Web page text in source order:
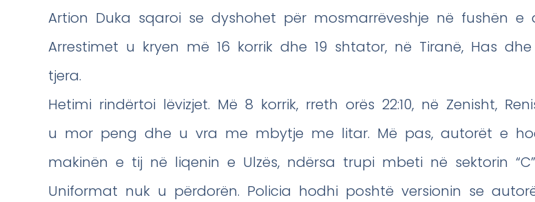
Artion Duka sqaroi se dyshohet për mosmarrëveshje në fushën e
Arrestimet u kryen më 16 korrik dhe 19 shtator, në Tiranë, Has
tjera.
Hetimi rindërtoi lëvizjet. Më 8 korrik, rreth orës 22:10, në Zenisht,
u mor peng dhe u vra me mbytje me litar. Më pas, autorët e
makinën e tij në liqenin e Ulzës, ndërsa trupi mbeti në sektorin
Uniformat nuk u përdorën. Policia hodhi poshtë versionin se